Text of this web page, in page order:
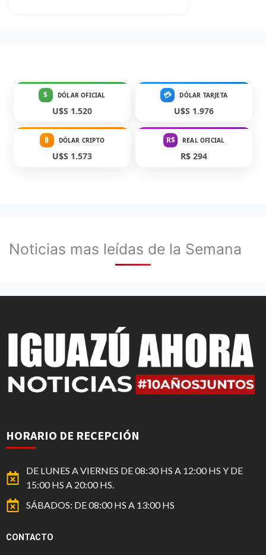
$ DÓLAR OFICIAL
U$S 1.520
💳 DÓLAR TARJETA
U$S 1.976
₿ DÓLAR CRIPTO
U$S 1.573
R$ REAL OFICIAL
R$ 294
Noticias mas leídas de la Semana
HORARIO DE RECEPCIÓN
DE LUNES A VIERNES DE 08:30 HS A 12:00 HS Y DE
15:00 HS A 20:00 HS.
SÁBADOS: DE 08:00 HS A 13:00 HS
CONTACTO